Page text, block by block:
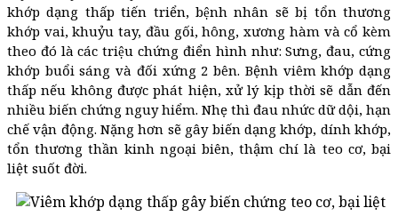
khớp dạng thấp tiến triển, bệnh nhân sẽ bị tổn thương
khớp vai, khuỷu tay, đầu gối, hông, xương hàm và cổ kèm
theo đó là các triệu chứng điển hình như: Sưng, đau, cứng
khớp buổi sáng và đối xứng 2 bên. Bệnh viêm khớp dạng
thấp nếu không được phát hiện, xử lý kịp thời sẽ dẫn đến
nhiều biến chứng nguy hiểm. Nhẹ thì đau nhức dữ dội, hạn
chế vận động. Nặng hơn sẽ gây biến dạng khớp, dính khớp,
tổn thương thần kinh ngoại biên, thậm chí là teo cơ, bại
liệt suốt đời.